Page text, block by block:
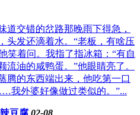
道交错的岔路那晚雨下得急，
头发还滴着水。“老板，有啥压
笑着问。我指了指冰箱：“有自
流油的咸鸭蛋。”他眼睛亮了。
腾的东西端出来，他吃第一口
我外婆好像做过类似的。”...
豆腐 02-08